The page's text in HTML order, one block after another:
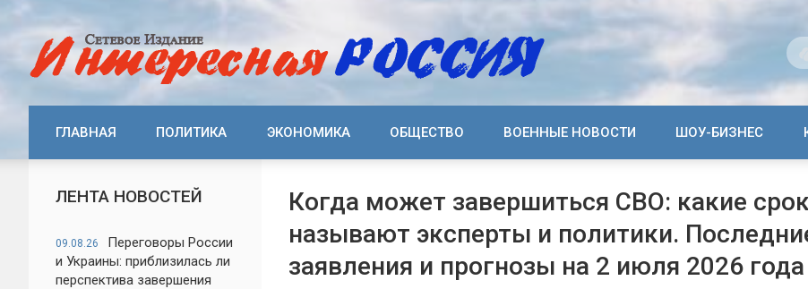
ГЛАВНАЯ ПОЛИТИКА ЭКОНОМИКА ОБЩЕСТВО ВОЕННЫЕ НОВОСТИ ШОУ-БИЗНЕС
ЛЕНТА НОВОСТЕЙ
09.08.26
Переговоры России
и Украины: приблизилась ли
перспектива завершения
Когда может завершиться СВО: какие
называют эксперты и политики.
заявления и прогнозы на 2 июля 2026 года